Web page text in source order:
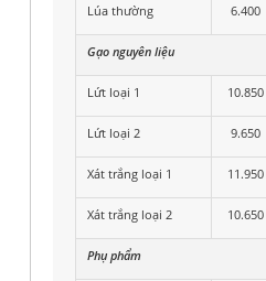
Lúa thường 6.400
Gạo nguyên liệu
Lứt loại 1 10.850
Lứt loại 2 9.650
Xát trắng loại 1 11.950
Xát trắng loại 2 10.650
Phụ phẩm